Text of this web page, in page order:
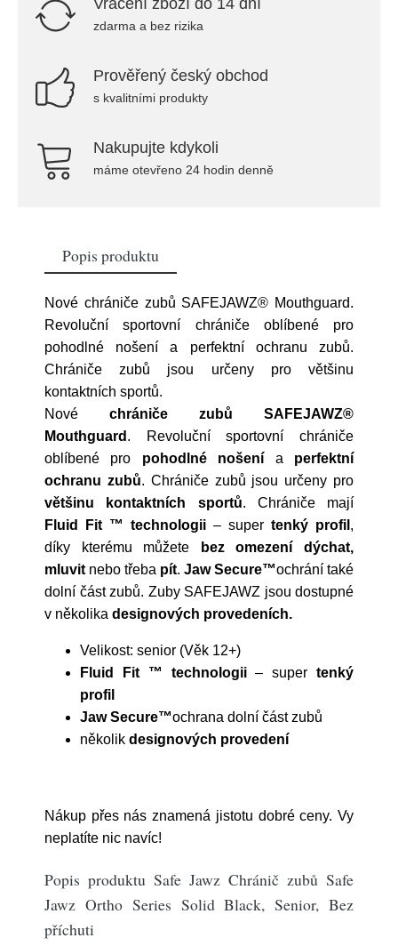
Vrácení zboží do 14 dní
zdarma a bez rizika
Prověřený český obchod
s kvalitními produkty
Nakupujte kdykoli
máme otevřeno 24 hodin denně
Popis produktu
Nové chrániče zubů SAFEJAWZ® Mouthguard.
Revoluční sportovní chrániče oblíbené pro
pohodlné nošení a perfektní ochranu zubů.
Chrániče zubů jsou určeny pro většinu
kontaktních sportů.
Nové chrániče zubů SAFEJAWZ®
Mouthguard . Revoluční sportovní chrániče
oblíbené pro pohodlné nošení a perfektní
ochranu zubů. Chrániče zubů jsou určeny pro
většinu kontaktních sportů. Chrániče mají
Fluid Fit ™ technologii – super tenký profil ,
díky kterému můžete
bez omezení dýchat,
mluvit nebo třeba pít. Jaw Secure™ochrání také
dolní část zubů. Zuby SAFEJAWZ jsou dostupné
v několika designových provedeních.
Velikost: senior (Věk 12+)
Fluid Fit ™ technologii– super tenký
profil
Jaw Secure™ochrana dolní část zubů
několik designových provedení
Nákup přes nás znamená jistotu dobré ceny. Vy
neplatíte nic navíc!
Popis produktu Safe Jawz Chránič zubů Safe
Jawz Ortho Series Solid Black, Senior, Bez
příchuti